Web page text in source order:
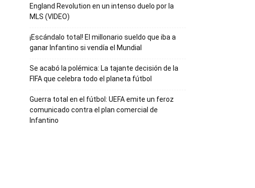
England Revolution en un intenso duelo por la
MLS (VIDEO)
¡Escándalo total! El millonario sueldo que iba a
ganar Infantino si vendía el Mundial
Se acabó la polémica: La tajante decisión de la
FIFA que celebra todo el planeta fútbol
Guerra total en el fútbol: UEFA emite un feroz
comunicado contra el plan comercial de
Infantino